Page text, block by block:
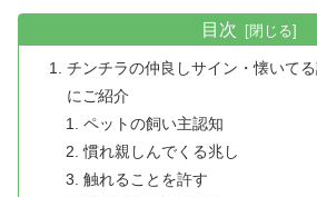
目次
チンチラの仲良しサイン・懐いて
にご紹介
ペットの飼い主認知
慣れ親しんでくる兆し
触れることを許す